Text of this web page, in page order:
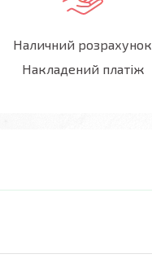
Наличний розрахунок
Накладений платіж